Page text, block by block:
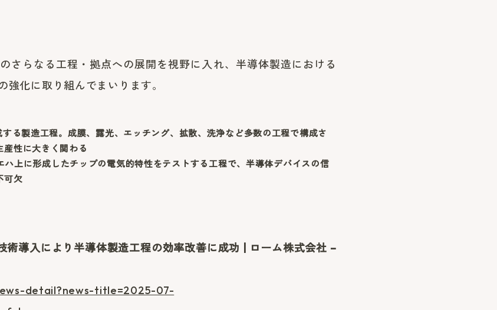
さらなる工程・拠点への展開を視野に入れ、半導体製造における
化に取り組んでまいります。
る製造工程。成膜、露光、エッチング、拡散、洗浄など多数の工程で構成さ
性に大きく関わる
上に形成したチップの電気的特性をテストする工程で、半導体デバイスの信
可欠
導入により半導体製造工程の効率改善に成功 | ローム株式会社 –
detail?news-title=2025-07-